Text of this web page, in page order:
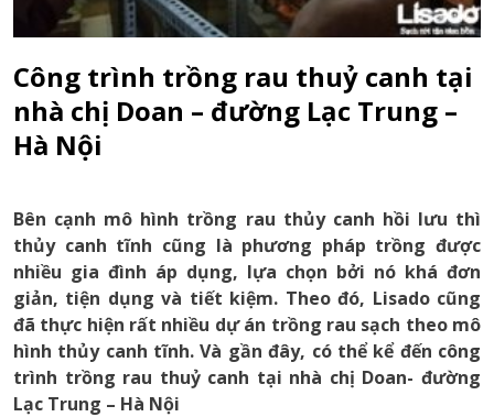
Công trình trồng rau thuỷ canh tại
nhà chị Doan – đường Lạc Trung –
Hà Nội
Bên cạnh mô hình trồng rau thủy canh hồi lưu thì
thủy canh tĩnh cũng là phương pháp trồng được
nhiều gia đình áp dụng, lựa chọn bởi nó khá đơn
giản, tiện dụng và tiết kiệm. Theo đó, Lisado cũng
đã thực hiện rất nhiều dự án trồng rau sạch theo mô
hình thủy canh tĩnh. Và gần đây, có thể kể đến công
trình trồng rau thuỷ canh tại nhà chị Doan- đường
Lạc Trung – Hà Nội